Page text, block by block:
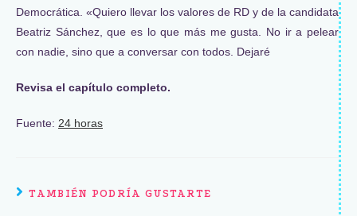
Democrática. «Quiero llevar los valores de RD y de la candidata
Beatriz Sánchez, que es lo que más me gusta. No ir a pelear
con nadie, sino que a conversar con todos. Dejaré
Revisa el capítulo completo.
Fuente: 24 horas
TAMBIÉN PODRÍA GUSTARTE